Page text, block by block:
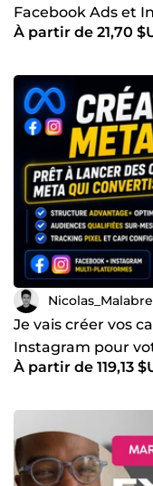
Facebook Ads et
votre entreprise
À partir de 21,70
Nicolas_Malabre
Je vais créer vos
Instagram pour
À partir de 119,13